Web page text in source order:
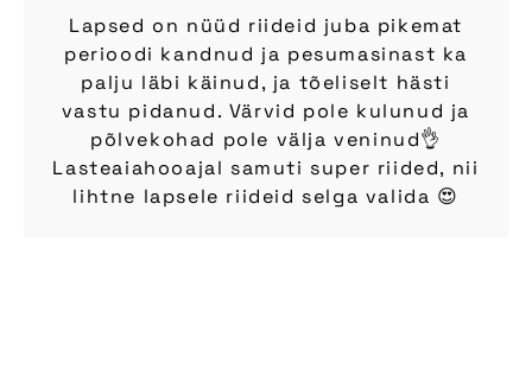
Lapsed on nüüd riideid juba pikemat
perioodi kandnud ja pesumasinast ka
palju läbi käinud, ja tõeliselt hästi
vastu pidanud. Värvid pole kulunud ja
põlvekohad pole välja veninud👌
Lasteaiahooajal samuti super riided, nii
lihtne lapsele riideid selga valida 😍